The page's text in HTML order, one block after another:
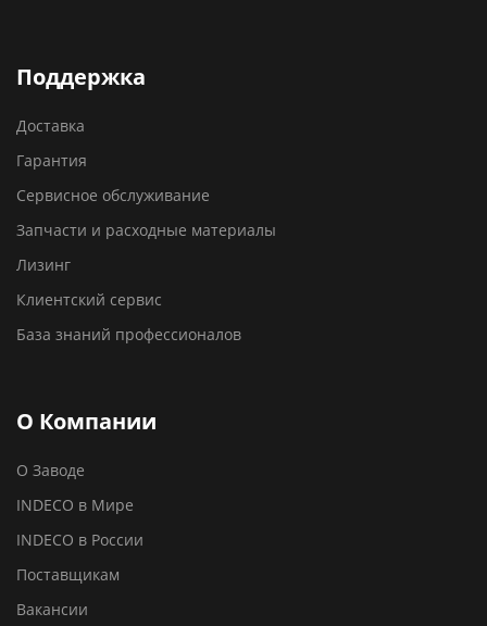
Поддержка
Доставка
Гарантия
Сервисное обслуживание
Запчасти и расходные материалы
Лизинг
Клиентский сервис
База знаний профессионалов
О Компании
О Заводе
INDECO в Мире
INDECO в России
Поставщикам
Вакансии